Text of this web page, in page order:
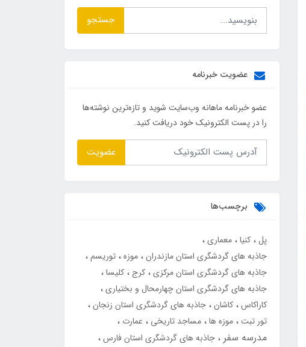
جستجو
عضویت خبرنامه
عضو خبرنامه ماهانه وب‌سایت شوید و تازه‌ترین نوشته‌ها
را در پست الکترونیک خود دریافت کنید.
عضویت
برچسب‌ها
پل کنیا معماری
جاذبه های گردشگری استان مازندران موزه توریسم
جاذبه های گردشگری استان مرکزی کرج کلیسا
جاذبه های گردشگری استان چهارمحال و بختیاری
کاراکاس کاشان جاذبه های گردشگری استان زنجان
تور تبت موزه ها مساجد تاریخی عمارت
مدرسه سفر جاذبه های گردشگری استان فارس